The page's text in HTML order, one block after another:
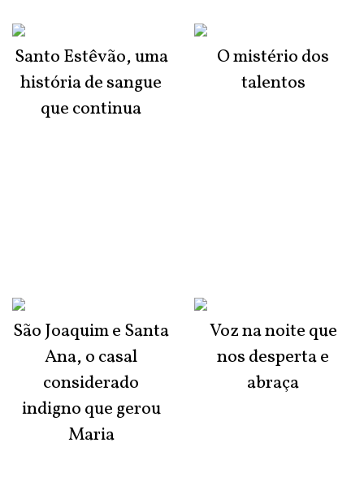
Santo Estêvão, uma
história de sangue
que continua
São Joaquim e Santa
Ana, o casal
considerado
indigno que gerou
Maria
O mistério dos
talentos
Voz na noite que
nos desperta e
abraça